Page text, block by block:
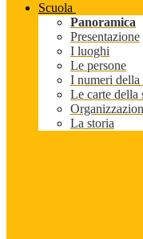
Scuola
Panoramica
Presentazione
I luoghi
Le persone
I numeri della
Le carte della
La storia